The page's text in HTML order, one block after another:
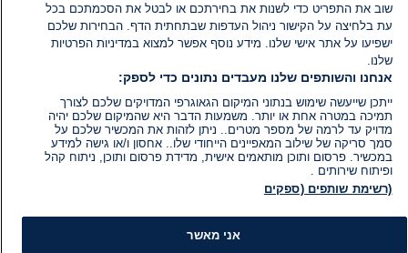
שוב את התפריט כדי לשנות את בחירתכם או לבטל את הסכמתכם בכל
עת בלחיצה על הקישור ניהול העדפות שבתחתית הדף. הבחירות שלכם
ישפיעו על אתר אישי שלנו. מידע נוסף אפשר למצוא במדיניות הפרטיות
שלנו.
אנחנו והשותפים שלנו מעבדים נתונים כדי לספק:
ייתכן שייעשה שימוש בנתוני המיקום הגאוגרפי המדויקים שלכם לצורך
תמיכה במטרה אחת או יותר. משמעות הדבר היא שהמיקום שלכם יהיה
מדויק עד לרמה של מספר מטרים.. ניתן לזהות את המכשיר שלכם על
סמך סריקה של שילוב המאפיינים הייחודי שלו.. אחסון ו/או גישה למידע
במכשיר. פרסום ותוכן מותאמים אישית, מדידת פרסום ותוכן, ניתוח קהל
ופיתוח שירותים .
(רשימת שותפים (ספקים
אני מאשר